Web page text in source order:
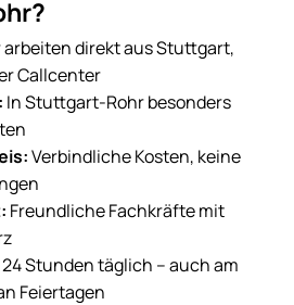
arbeiten direkt aus Stuttgart,
Callcenter
In Stuttgart-Rohr besonders
Verbindliche Kosten, keine
Freundliche Fachkräfte mit
24 Stunden täglich – auch am
Feiertagen